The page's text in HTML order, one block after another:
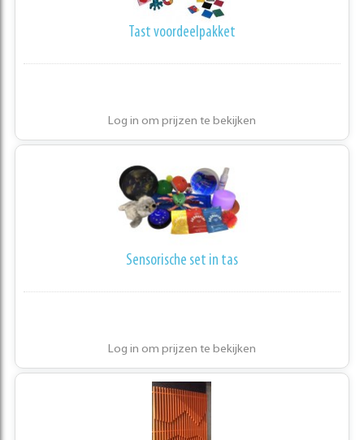
Tast voordeelpakket
Log in om prijzen te bekijken
Sensorische set in tas
Log in om prijzen te bekijken